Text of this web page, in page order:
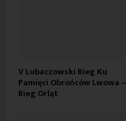
V Lubaczowski Bieg Ku
Pamięci Obrońców Lwowa –
Bieg Orląt